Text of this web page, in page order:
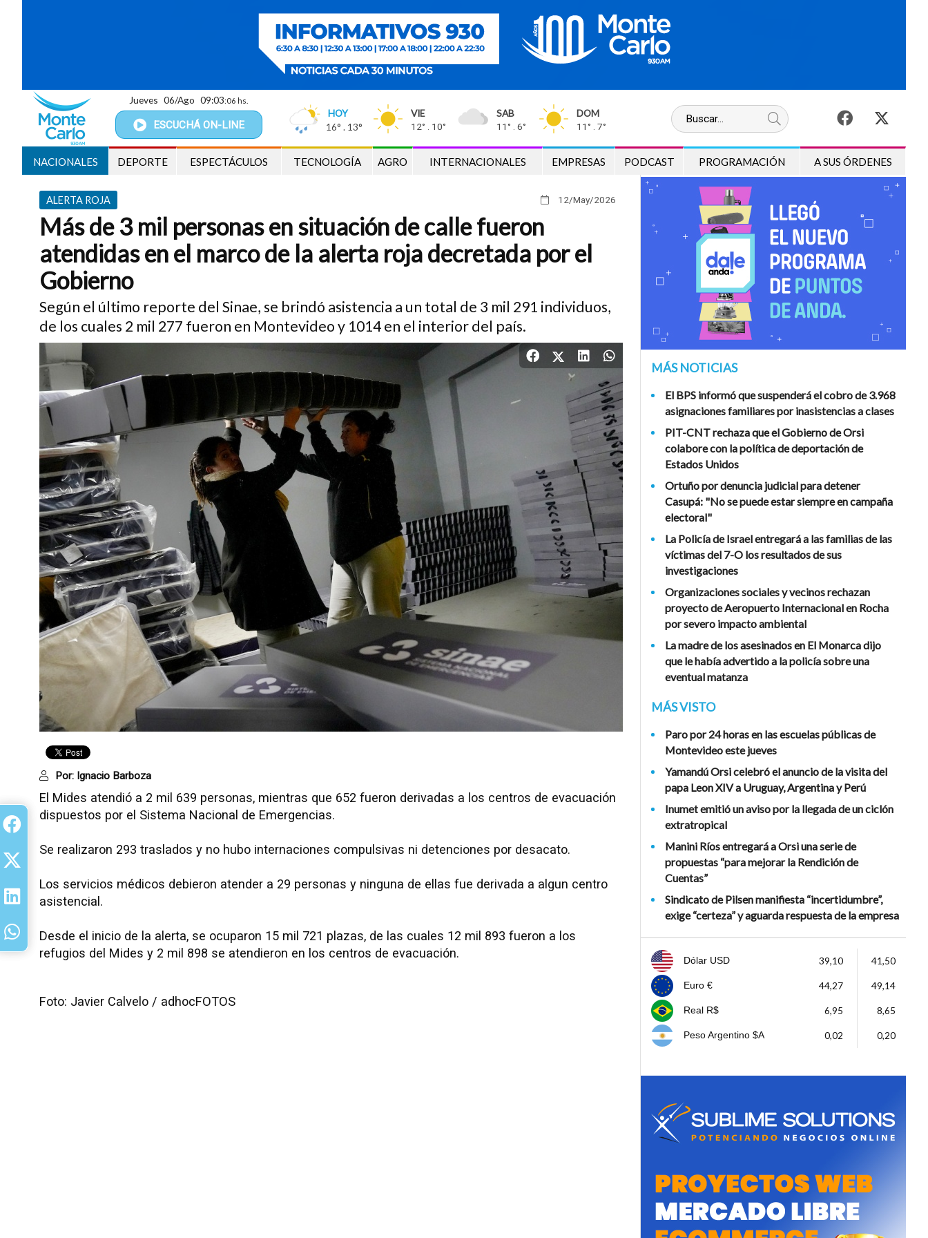
ESCUCHÁ ON-LINE
HOY
16° . 13°
VIE
12° . 10°
SAB
11° . 6°
DOM
11° . 7°
Jueves 06/Ago 09:03:07 hs.
NACIONALES DEPORTE ESPECTÁCULOS TECNOLOGÍA AGRO INTERNACIONALES EMPRESAS PODCAST PROGRAMACIÓN A SUS ÓRDENES
12/May/2026
ALERTA ROJA
Más de 3 mil personas en situación de calle fueron
atendidas en el marco de la alerta roja decretada por el
Gobierno
Según el último reporte del Sinae, se brindó asistencia a un total de 3 mil 291 individuos,
de los cuales 2 mil 277 fueron en Montevideo y 1014 en el interior del país.
Por: Ignacio Barboza
El Mides atendió a 2 mil 639 personas, mientras que 652 fueron derivadas a los centros de evacuación
dispuestos por el Sistema Nacional de Emergencias.
Se realizaron 293 traslados y no hubo internaciones compulsivas ni detenciones por desacato.
Los servicios médicos debieron atender a 29 personas y ninguna de ellas fue derivada a algun centro
asistencial.
Desde el inicio de la alerta, se ocuparon 15 mil 721 plazas, de las cuales 12 mil 893 fueron a los
refugios del Mides y 2 mil 898 se atendieron en los centros de evacuación.
Foto: Javier Calvelo / adhocFOTOS
MÁS NOTICIAS
El BPS informó que suspenderá el cobro de 3.968
asignaciones familiares por inasistencias a clases
PIT-CNT rechaza que el Gobierno de Orsi
colabore con la política de deportación de
Estados Unidos
Ortuño por denuncia judicial para detener
Casupá: "No se puede estar siempre en campaña
electoral"
La Policía de Israel entregará a las familias de las
víctimas del 7-O los resultados de sus
investigaciones
Organizaciones sociales y vecinos rechazan
proyecto de Aeropuerto Internacional en Rocha
por severo impacto ambiental
La madre de los asesinados en El Monarca dijo
que le había advertido a la policía sobre una
eventual matanza
MÁS VISTO
Paro por 24 horas en las escuelas públicas de
Montevideo este jueves
Yamandú Orsi celebró el anuncio de la visita del
papa Leon XIV a Uruguay, Argentina y Perú
Inumet emitió un aviso por la llegada de un ciclón
extratropical
Manini Ríos entregará a Orsi una serie de
propuestas “para mejorar la Rendición de
Cuentas”
Sindicato de Pilsen manifiesta “incertidumbre”,
exige “certeza” y aguarda respuesta de la empresa
Dólar USD 39,10 41,50
Euro € 44,27 49,14
Real R$ 6,95 8,65
Peso Argentino $A 0,02 0,20